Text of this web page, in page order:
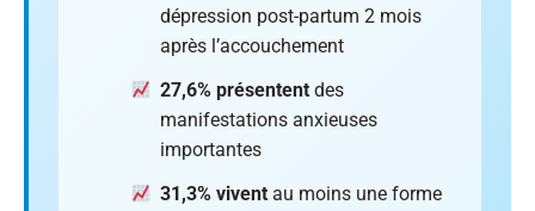
dépression post-partum 2 mois
après l’accouchement
27,6% présentent des
manifestations anxieuses
importantes
31,3% vivent au moins une forme